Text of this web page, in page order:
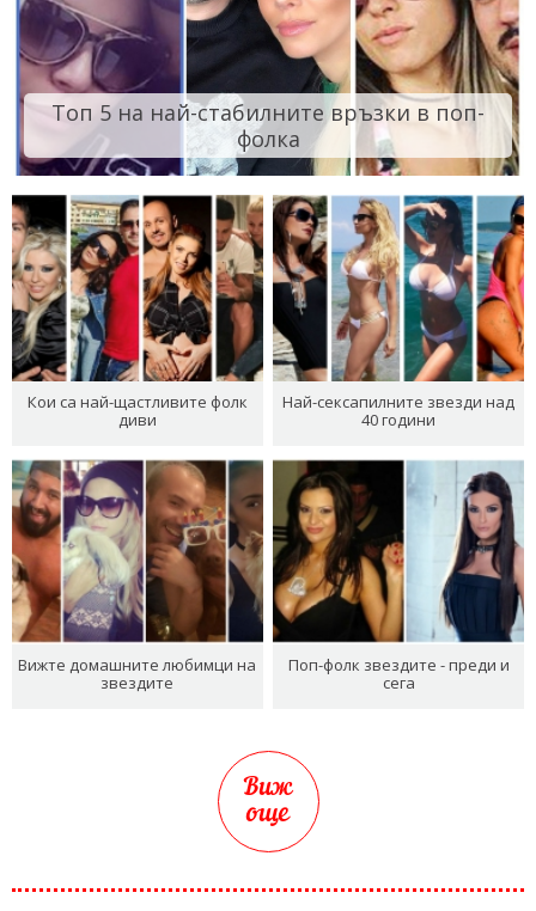
Топ 5 на най-стабилните връзки в поп-
фолка
Кои са най-щастливите фолк
диви
Най-сексапилните звезди над
40 години
Вижте домашните любимци на
звездите
Поп-фолк звездите - преди и
сега
Виж
още